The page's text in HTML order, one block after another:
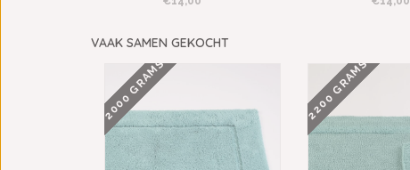
VAAK SAMEN GEKOCHT
2000 GRAMS 2200 GRAMS